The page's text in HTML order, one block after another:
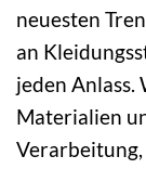
neuesten
an
jeden
Materialien